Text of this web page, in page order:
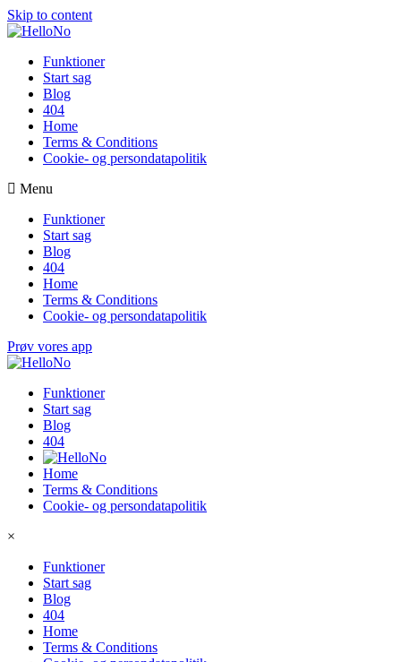
Skip to content
Funktioner
Start sag
Blog
404
Home
Terms & Conditions
Cookie- og persondatapolitik
Menu
Funktioner
Start sag
Blog
404
Home
Terms & Conditions
Cookie- og persondatapolitik
Prøv vores app
Funktioner
Start sag
Blog
404
Home
Terms & Conditions
Cookie- og persondatapolitik
×
Funktioner
Start sag
Blog
404
Home
Terms & Conditions